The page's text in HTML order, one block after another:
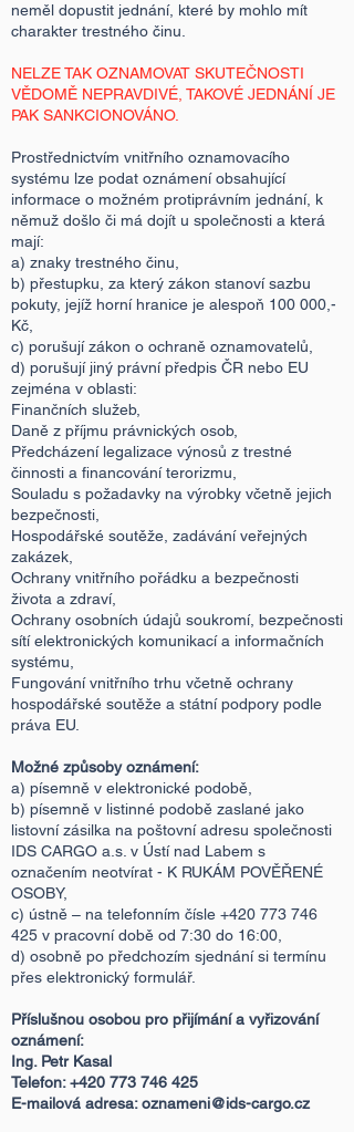
neměl dopustit jednání, které by mohlo mít
charakter trestného činu.
NELZE TAK OZNAMOVAT SKUTEČNOSTI
VĚDOMĚ NEPRAVDIVÉ, TAKOVÉ JEDNÁNÍ JE
PAK SANKCIONOVÁNO.
Prostřednictvím vnitřního oznamovacího
systému lze podat oznámení obsahující
informace o možném protiprávním jednání, k
němuž došlo či má dojít u společnosti a která
mají:
a) znaky trestného činu,
b) přestupku, za který zákon stanoví sazbu
pokuty, jejíž horní hranice je alespoň 100 000,-
Kč,
c) porušují zákon o ochraně oznamovatelů,
d) porušují jiný právní předpis ČR nebo EU
zejména v oblasti:
Finančních služeb,
Daně z příjmu právnických osob,
Předcházení legalizace výnosů z trestné
činnosti a financování terorizmu,
Souladu s požadavky na výrobky včetně jejich
bezpečnosti,
Hospodářské soutěže, zadávání veřejných
zakázek,
Ochrany vnitřního pořádku a bezpečnosti
života a zdraví,
Ochrany osobních údajů soukromí, bezpečnosti
sítí elektronických komunikací a informačních
systému,
Fungování vnitřního trhu včetně ochrany
hospodářské soutěže a státní podpory podle
práva EU.
Možné způsoby oznámení:
a) písemně v elektronické podobě,
b) písemně v listinné podobě zaslané jako
listovní zásilka na poštovní adresu společnosti
IDS CARGO a.s. v Ústí nad Labem s
označením neotvírat - K RUKÁM POVĚŘENÉ
OSOBY,
c) ústně – na telefonním čísle +420 773 746
425 v pracovní době od 7:30 do 16:00,
d) osobně po předchozím sjednání si termínu
přes elektronický formulář.
Příslušnou osobou pro přijímání a vyřizování
oznámení:
Ing. Petr Kasal
Telefon:+420 773 746 425
E-mailová adresa:oznameni@ids-cargo.cz